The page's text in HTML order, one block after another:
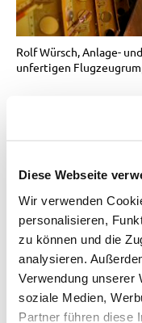
Diese Webseite
Wir verwenden
personalisieren,
zu können und die
analysieren.
Verwendung unserer
soziale Medien,
Partner führen diese
Rolf Würsch, Anlage-
unfertigen
können die
die Art der
Teppiche selber
Hi-Fi-Anlagen
installiert. Nach
ungefähr vier